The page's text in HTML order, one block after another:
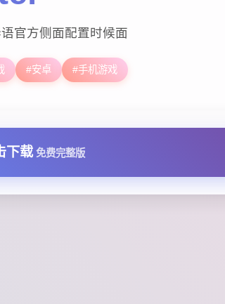
官方侧面配置时候面
#安卓 #手机游戏
下载 免费完整版